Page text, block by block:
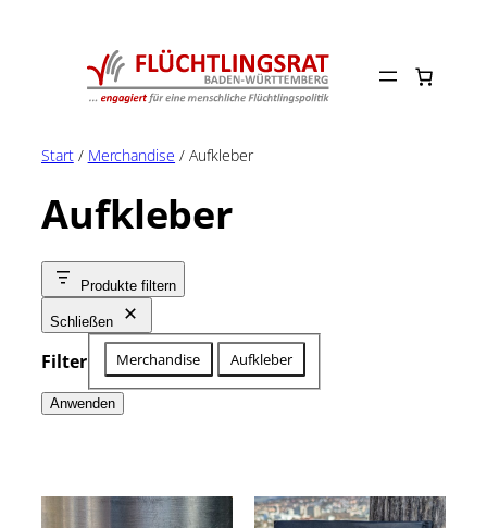
Start/ Merchandise / Aufkleber
Aufkleber
Produkte filtern
Schließen
Filter Kategorie
Merchandise Aufkleber
Anwenden